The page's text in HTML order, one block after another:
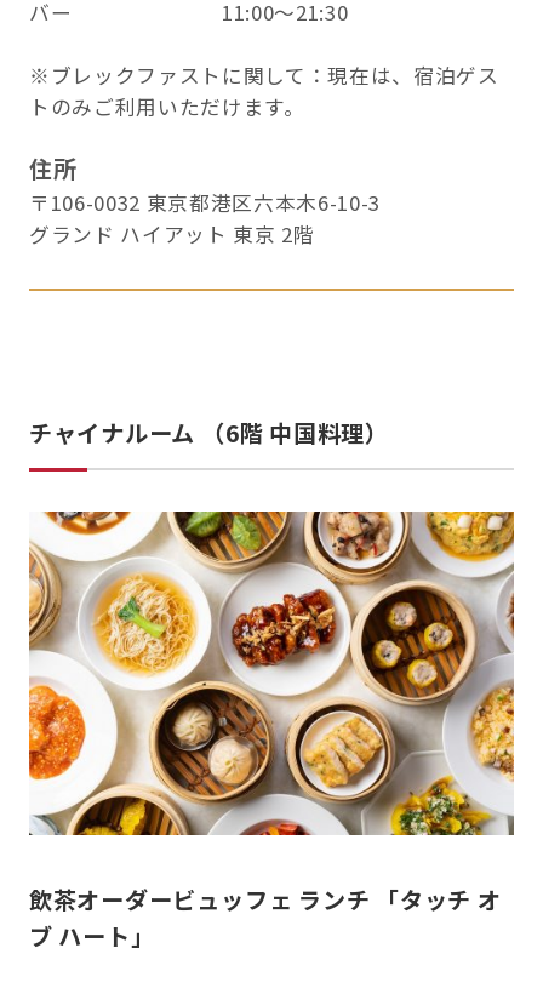
バー 11:00～21:30
※ブレックファストに関して：現在は、宿泊ゲス
トのみご利用いただけます。
住所
〒106-0032 東京都港区六本木6-10-3
グランド ハイアット 東京 2階
チャイナルーム （6階 中国料理）
飲茶オーダービュッフェ ランチ 「タッチ オ
ブ ハート」